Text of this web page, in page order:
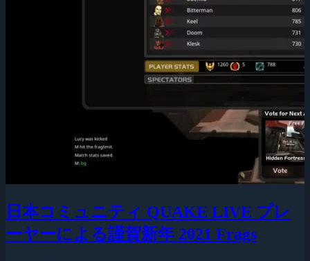
日本コミュニティ QUAKE LIVE プレ
ーヤーによる謹賀新年 2021 Frags